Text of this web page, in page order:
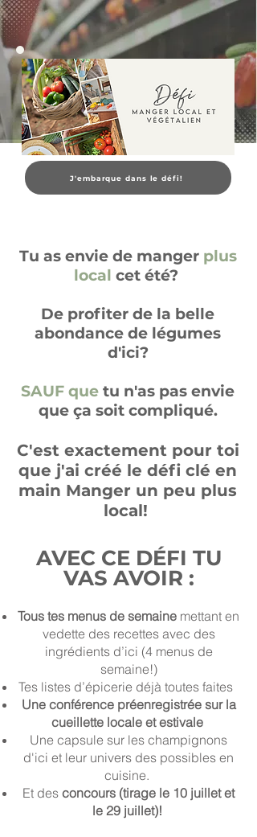
J'embarque dans le défi!
Tu as envie de manger plus
local cet été?
De profiter de la belle
abondance de légumes
d'ici?
SAUF que tu n'as pas envie
que ça soit compliqué.
C'est exactement pour toi
que j'ai créé le défi clé en
main Manger un peu plus
local!
AVEC CE DÉFI TU
VAS AVOIR :
Tous tes menus de semaine mettant en
vedette des recettes avec des
ingrédients d’ici (4 menus de
semaine!)
Tes listes d’épicerie déjà toutes faites
Une conférence préenregistrée sur la
cueillette locale et estivale
Une capsule sur les champignons
d'ici et leur univers des possibles en
cuisine.
Et des concours (tirage le 10 juillet et
le 29 juillet)!